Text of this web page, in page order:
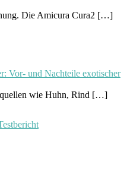
Die Amicura Cura2 […]
Vor- und Nachteile exotischer
wie Huhn, Rind […]